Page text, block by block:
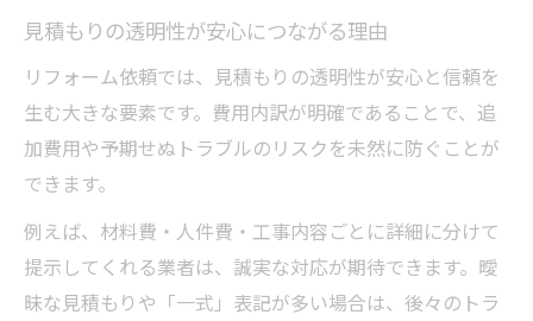
見積もりの透明性が安心につながる理由
リフォーム依頼では、見積もりの透明性が安心と信頼を
生む大きな要素です。費用内訳が明確であることで、追
加費用や予期せぬトラブルのリスクを未然に防ぐことが
できます。
例えば、材料費・人件費・工事内容ごとに詳細に分けて
提示してくれる業者は、誠実な対応が期待できます。曖
昧な見積もりや「一式」表記が多い場合は、後々のトラ